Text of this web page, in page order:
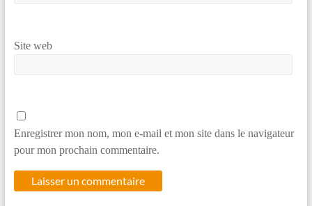
Site web
Enregistrer mon nom, mon e-mail et mon site dans le navigateur
pour mon prochain commentaire.